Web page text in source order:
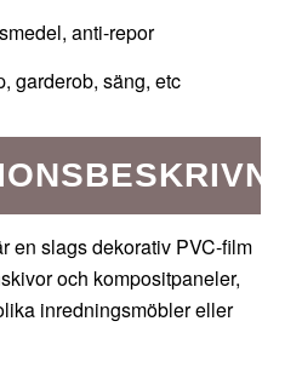
anti-repor
garderob, säng, etc
en slags dekorativ PVC-film
och kompositpaneler,
inredningsmöbler eller